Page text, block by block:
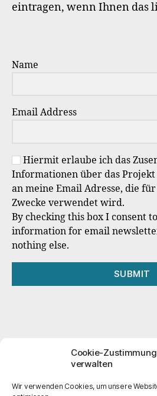
Cookie-Zustimmung
verwalten
Wir verwenden Cookies, um unsere
eintragen, wenn Ihnen das
Name
Email Address
Hiermit erlaube ich das
Informationen über das Projekt
an meine Email Adresse, die
Zwecke verwendet wird.
By checking this box I consent
information for email
nothing else.
SUBMIT
Datenschutzerklärung